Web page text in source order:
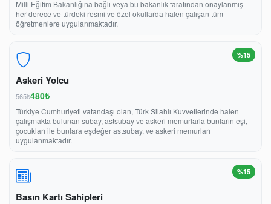
Milli Eğitim Bakanlığına bağlı veya bu bakanlık tarafından onaylanmış
her derece ve türdeki resmi ve özel okullarda halen çalışan tüm
öğretmenlere uygulanmaktadır.
%15
Askeri Yolcu
565₺480₺
Türkiye Cumhuriyeti vatandaşı olan, Türk Silahlı Kuvvetlerinde halen
çalışmakta bulunan subay, astsubay ve askeri memurlarla bunların eşi,
çocukları ile bunlara eşdeğer astsubay, ve askeri memurları
uygulanmaktadır.
%15
Basın Kartı Sahipleri